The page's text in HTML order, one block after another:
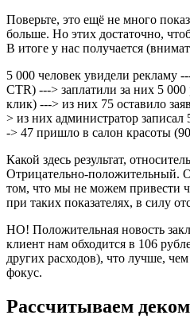
Поверьте, это ещё не много
больше. Но этих достаточно,
В итоге у нас получается
5 000 человек увидели рекламу
CTR) ---> заплатили за них 5
клик) ---> из них 75 оставило
> из них администратор записал
-> 47 пришло в салон красоты
Какой здесь результат,
Отрицательно-положительный.
том, что мы не можем привести
при таких показателях, в силу
НО! Положительная новость
клиент нам обходится в 106
других расходов), что лучше,
фокус.
Рассчитываем